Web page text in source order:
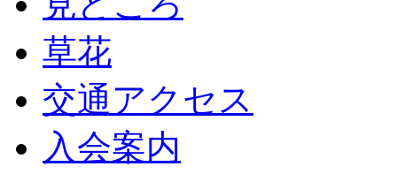
草花
交通アクセス
入会案内